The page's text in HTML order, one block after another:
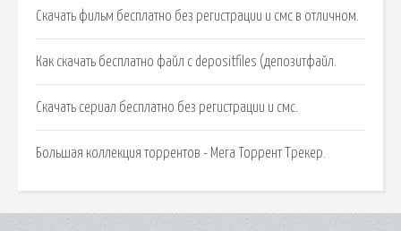
Скачать фильм бесплатно без регистрации и смс в отличном.
Как скачать бесплатно файл с depositfiles (депозитфайл.
Скачать сериал бесплатно без регистрации и смс.
Большая коллекция торрентов - Мега Торрент Трекер.